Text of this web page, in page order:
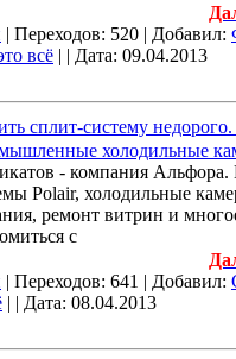
| Переходов: 520 | Добавил:
всё | | Дата: 09.04.2013
сплит-систему
холодильные
- компания
Polair, холодильные
ремонт витрин и
с
| Переходов: 641 | Добавил:
| | Дата: 08.04.2013